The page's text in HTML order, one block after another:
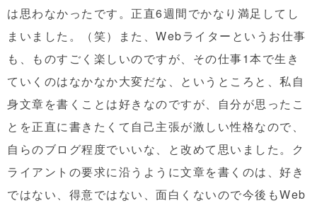
は思わなかったです。正直6週間でかなり満足してし
まいました。（笑）また、Webライターというお仕事
も、ものすごく楽しいのですが、その仕事1本で生き
ていくのはなかなか大変だな、というところと、私自
身文章を書くことは好きなのですが、自分が思ったこ
とを正直に書きたくて自己主張が激しい性格なので、
自らのブログ程度でいいな、と改めて思いました。ク
ライアントの要求に沿うように文章を書くのは、好き
ではない、得意ではない、面白くないので今後もWeb